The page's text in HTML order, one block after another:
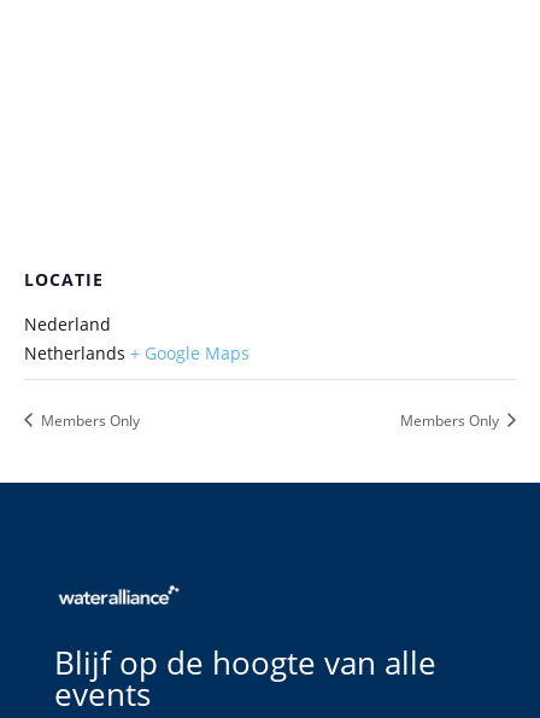
LOCATIE
Nederland
Netherlands + Google Maps
Members Only Members Only
Blijf op de hoogte van alle
events